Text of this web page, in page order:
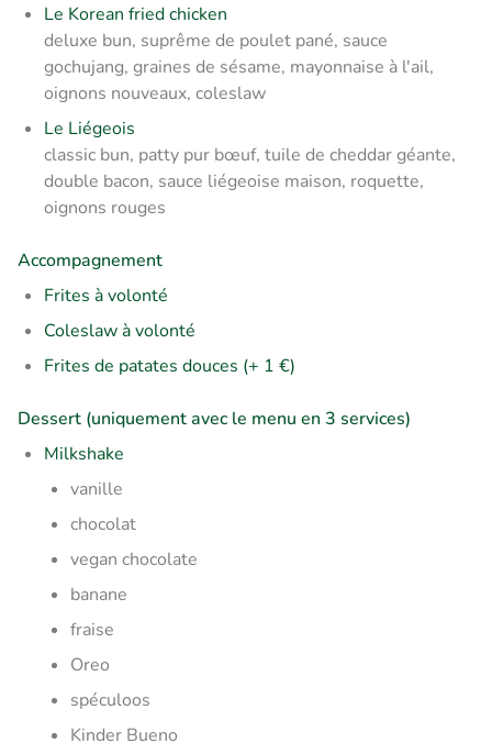
Le Korean fried chicken
deluxe bun, suprême de poulet pané, sauce
gochujang, graines de sésame, mayonnaise à l'ail,
oignons nouveaux, coleslaw
Le Liégeois
classic bun, patty pur bœuf, tuile de cheddar géante,
double bacon, sauce liégeoise maison, roquette,
oignons rouges
Accompagnement
Frites à volonté
Coleslaw à volonté
Frites de patates douces (+ 1 €)
Dessert (uniquement avec le menu en 3 services)
Milkshake
vanille
chocolat
vegan chocolate
banane
fraise
Oreo
spéculoos
Kinder Bueno